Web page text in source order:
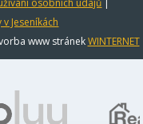
osobních údajů |
Jeseníkách
www stránekWINTERNET